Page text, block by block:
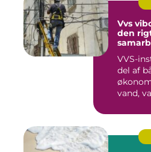
Vvs viborg sådan
den
VVS-
del af
vand,